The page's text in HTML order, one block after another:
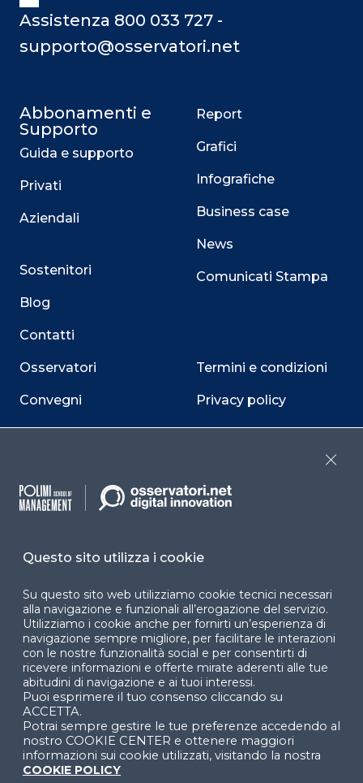
Assistenza 800 033 727 -
supporto@osservatori.net
Abbonamenti e
Supporto
Guida e supporto
Privati
Aziendali
Sostenitori
Blog
Contatti
Osservatori
Convegni
Webinar
Report
Grafici
Infografiche
Business case
News
Comunicati Stampa
Termini e condizioni
Privacy policy
Cookie policy
Dichiarazione di
Cookie Center
Facebook LinkedIn
YouTube X
Questo sito utilizza i cookie
Su questo sito web utilizziamo cookie tecnici necessari
alla navigazione e funzionali all’erogazione del servizio.
Utilizziamo i cookie anche per fornirti un’esperienza di
navigazione sempre migliore, per facilitare le interazioni
con le nostre funzionalità social e per consentirti di
ricevere informazioni e offerte mirate aderenti alle tue
abitudini di navigazione e ai tuoi interessi.
Puoi esprimere il tuo consenso cliccando su
ACCETTA.
Potrai sempre gestire le tue preferenze accedendo al
nostro COOKIE CENTER e ottenere maggiori
informazioni sui cookie utilizzati, visitando la nostra
COOKIE POLICY